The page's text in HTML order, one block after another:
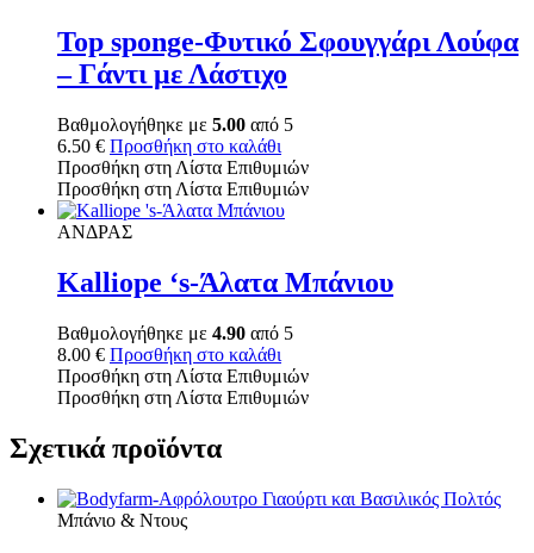
Top sponge-Φυτικό Σφουγγάρι Λούφα
– Γάντι με Λάστιχο
Βαθμολογήθηκε με 5.00 από 5
6.50 € Προσθήκη στο καλάθι
Προσθήκη στη Λίστα Επιθυμιών
Προσθήκη στη Λίστα Επιθυμιών
ΑΝΔΡΑΣ
Kalliope ‘s-Άλατα Μπάνιου
Βαθμολογήθηκε με 4.90 από 5
8.00 € Προσθήκη στο καλάθι
Προσθήκη στη Λίστα Επιθυμιών
Προσθήκη στη Λίστα Επιθυμιών
Σχετικά προϊόντα
Μπάνιο & Ντους